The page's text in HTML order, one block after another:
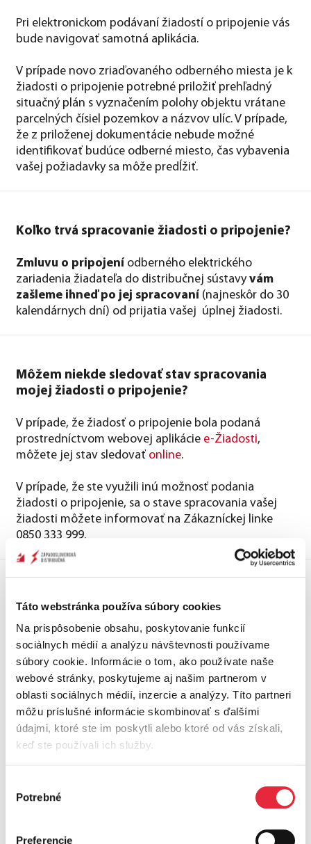
Táto webstránka používa súbory cookies
Na prispôsobenie obsahu, poskytovanie funkcií
sociálnych médií a analýzu návštevnosti používame
súbory cookie. Informácie o tom, ako používate naše
webové stránky, poskytujeme aj našim partnerom v
oblasti sociálnych médií, inzercie a analýzy. Títo partneri
môžu príslušné informácie skombinovať s ďalšími
údajmi, ktoré ste im poskytli alebo ktoré od vás získali,
keď ste používali ich služby.
súhlasu
Potrebné
Preferencie
Pri elektronickom podávaní žiadostí o pripojenie vás
bude navigovať samotná aplikácia.
V prípade novo zriaďovaného odberného miesta je k
žiadosti o pripojenie potrebné priložiť prehľadný
situačný plán s vyznačením polohy objektu vrátane
parcelných čísiel pozemkov a názvov ulíc. V prípade,
že z priloženej dokumentácie nebude možné
identifikovať budúce odberné miesto, čas vybavenia
vašej požiadavky sa môže predĺžiť.
Koľko trvá spracovanie žiadosti o pripojenie?
Zmluvu o pripojení odberného elektrického
zariadenia žiadateľa do distribučnej sústavyvám
zašleme ihneď po jej spracovaní (najneskôr do 30
kalendárnych dní) od prijatia vašej úplnej žiadosti.
Môžem niekde sledovať stav spracovania
mojej žiadosti o pripojenie?
V prípade, že žiadosť o pripojenie bola podaná
prostredníctvom webovej aplikácie e-Žiadosti,
môžete jej stav sledovať online.
V prípade, že ste využili inú možnosť podania
žiadosti o pripojenie, sa o stave spracovania vašej
žiadosti môžete informovať na Zákazníckej linke
0850 333 999.
Aká je výška ceny za pripojenie a kedy je
potrebné ju uhradiť?
Či je potrebné uhrádzať cenu za pripojenie sa
dozviete z doručenej Zmluvy o pripojení. Cenu za
pripojenie je potrebné platiť najmä pri budovaní
nových odberných miest a zvyšovaní maximálnej
rezervovanej kapacity.
Cena za pripojenie je poplatok za zabezpečenie
po tom, ako splní všetky obchodné a technické
Výška ceny za pripojenie na napäťovej úrovni NN